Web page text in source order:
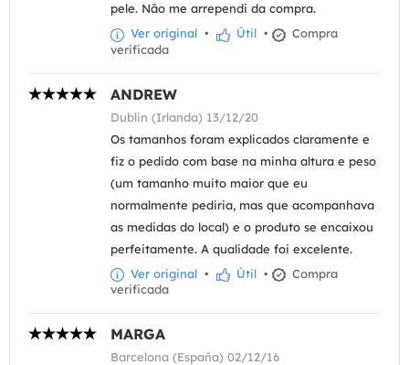
pele. Não me arrependi da compra.
Ver original • Útil •
Compra
verificada
ANDREW
Dublin (Irlanda) 13/12/20
Os tamanhos foram explicados claramente e
fiz o pedido com base na minha altura e peso
(um tamanho muito maior que eu
normalmente pediria, mas que acompanhava
as medidas do local) e o produto se encaixou
perfeitamente. A qualidade foi excelente.
Ver original • Útil •
Compra
verificada
MARGA
Barcelona (España) 02/12/16